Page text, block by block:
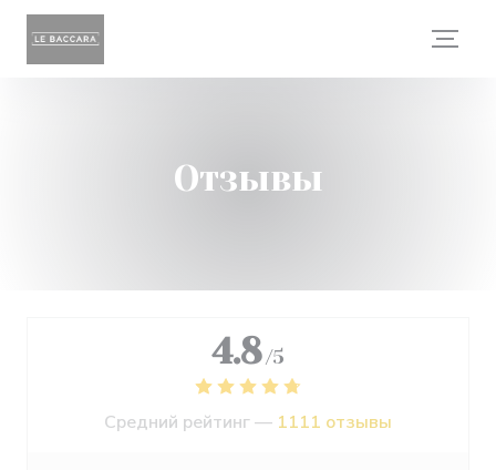
Панель управления cookies
Отзывы
4.8 /5
Средний рейтинг — 1111 отзывы